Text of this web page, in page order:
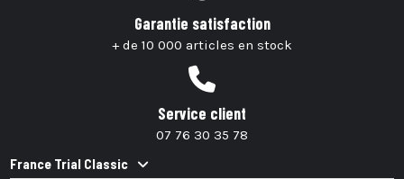
Garantie satisfaction
+ de 10 000 articles en stock
Service client
07 76 30 35 78
France Trial Classic